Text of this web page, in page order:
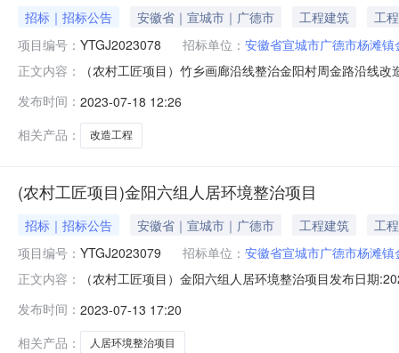
招标｜招标公告 安徽省｜宣城市｜广德市 工程建筑
工程
项目编号： YTGJ2023078 招标单位： 安徽省宣城市广德市杨滩
正文内容：
（农村工匠项目）竹乡画廊沿线整治金阳村周金路沿线
二、项目概况与招标范围1、工程实施地点：广德市杨滩
壹拾玖万捌仟肆佰陆拾肆元
发布时间： 2023-07-18 12:26
相关产品：
改造工程
(农村工匠项目)金阳六组人居环境整治项目
招标｜招标公告 安徽省｜宣城市｜广德市 工程建筑
工程
项目编号： YTGJ2023079 招标单位： 安徽省宣城市广德市杨滩
正文内容：
（农村工匠项目）金阳六组人居环境整治项目发布日期
地点：广德市杨滩镇金阳村境内2、建设规模：主要内容
捌佰壹拾柒元柒角叁分（
发布时间： 2023-07-13 17:20
相关产品：
人居环境整治项目